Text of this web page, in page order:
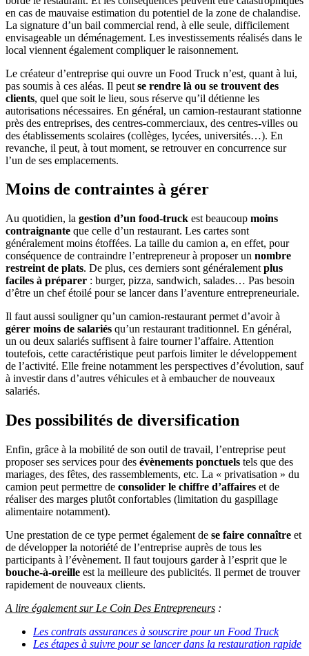
en cas de mauvaise estimation du potentiel de la zone de chalandise.
La signature d’un bail commercial rend, à elle seule, difficilement
envisageable un déménagement. Les investissements réalisés dans le
local viennent également compliquer le raisonnement.
Le créateur d’entreprise qui ouvre un Food Truck n’est, quant à lui,
pas soumis à ces aléas. Il peut se rendre là ou se trouvent des
clients, quel que soit le lieu, sous réserve qu’il détienne les
autorisations nécessaires. En général, un camion-restaurant stationne
près des entreprises, des centres-commerciaux, des centres-villes ou
des établissements scolaires (collèges, lycées, universités…). En
revanche, il peut, à tout moment, se retrouver en concurrence sur
l’un de ses emplacements.
Moins de contraintes à gérer
Au quotidien, la gestion d’un food-truck est beaucoup moins
contraignante que celle d’un restaurant. Les cartes sont
généralement moins étoffées. La taille du camion a, en effet, pour
conséquence de contraindre l’entrepreneur à proposer un nombre
restreint de plats. De plus, ces derniers sont généralement plus
faciles à préparer : burger, pizza, sandwich, salades… Pas besoin
d’être un chef étoilé pour se lancer dans l’aventure entrepreneuriale.
Il faut aussi souligner qu’un camion-restaurant permet d’avoir à
gérer moins de salariés qu’un restaurant traditionnel. En général,
un ou deux salariés suffisent à faire tourner l’affaire. Attention
toutefois, cette caractéristique peut parfois limiter le développement
de l’activité. Elle freine notamment les perspectives d’évolution, sauf
à investir dans d’autres véhicules et à embaucher de nouveaux
salariés.
Des possibilités de diversification
Enfin, grâce à la mobilité de son outil de travail, l’entreprise peut
proposer ses services pour des évènements ponctuels tels que des
mariages, des fêtes, des rassemblements, etc. La « privatisation » du
camion peut permettre de consolider le chiffre d’affaires et de
réaliser des marges plutôt confortables (limitation du gaspillage
alimentaire notamment).
Une prestation de ce type permet également de se faire connaître et
de développer la notoriété de l’entreprise auprès de tous les
participants à l’évènement. Il faut toujours garder à l’esprit que le
bouche-à-oreille est la meilleure des publicités. Il permet de trouver
rapidement de nouveaux clients.
A lire également sur Le Coin Des Entrepreneurs :
Les contrats assurances à souscrire pour un Food Truck
Les étapes à suivre pour se lancer dans la restauration rapide